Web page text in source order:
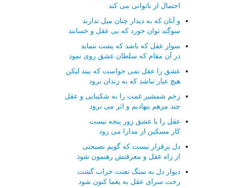
احتمال از ناتوانی می کند
و آنان که به دیدار چنان میل ندارند
سوگند توان خورد که بی عقل و خسانند
سوار عقل که باشد که پشت ننماید
در آن مقام که سلطان عشق روی نمود
عشق را عقل نمی خواست که بیند لیکن
هیچ عیار نباشد که به زندان نرود
زخم شمشیر غمت را به شکیبایی و عقل
چند مرهم بنهادیم و اثر می نرود
عقل را با عشق زور پنجه نیست
کار مسکین از مدارا می رود
دل برقرار نیست که گویم نصیحتی
از راه عقل و معرفتش رهنمون شود
دیوار دل به سنگ تعنت خراب گشت
رخت سرای عقل به یغما کنون شود